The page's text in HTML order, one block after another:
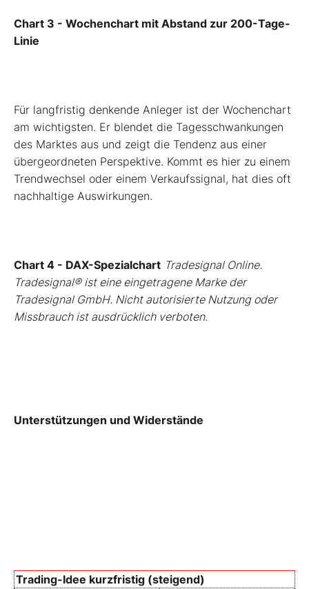
Chart 3 - Wochenchart mit Abstand zur 200-Tage-
Linie
Für langfristig denkende Anleger ist der Wochenchart
am wichtigsten. Er blendet die Tagesschwankungen
des Marktes aus und zeigt die Tendenz aus einer
übergeordneten Perspektive. Kommt es hier zu einem
Trendwechsel oder einem Verkaufssignal, hat dies oft
nachhaltige Auswirkungen.
Chart 4 - DAX-Spezialchart Tradesignal Online.
Tradesignal® ist eine eingetragene Marke der
Tradesignal GmbH. Nicht autorisierte Nutzung oder
Missbrauch ist ausdrücklich verboten.
Unterstützungen und Widerstände
Trading-Idee kurzfristig (steigend)